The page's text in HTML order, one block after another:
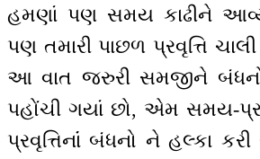
હમણાં પણ સમય કાઢીને
પણ તમારી પાછળ પ્રવૃત્તિ
આ વાત જરુરી સમજીને
પહોંચી ગયાં છો, એમ સમય-
પ્રવૃત્તિનાંં બંધનો ને હલ્કા